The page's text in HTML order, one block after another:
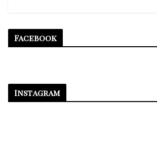
Facebook
Instagram